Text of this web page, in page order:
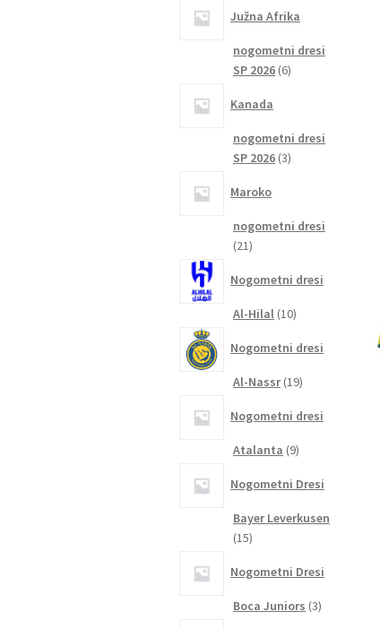
Južna Afrika
nogometni dresi
SP 2026 66
Kanada
nogometni dresi
SP 2026 33
Maroko
nogometni dresi
2121
Nogometni dresi
Al-Hilal 1010
Nogometni dresi
Al-Nassr 1919
Nogometni dresi
Atalanta 99
Nogometni Dresi
Bayer Leverkusen
1515
Nogometni Dresi
Boca Juniors 33